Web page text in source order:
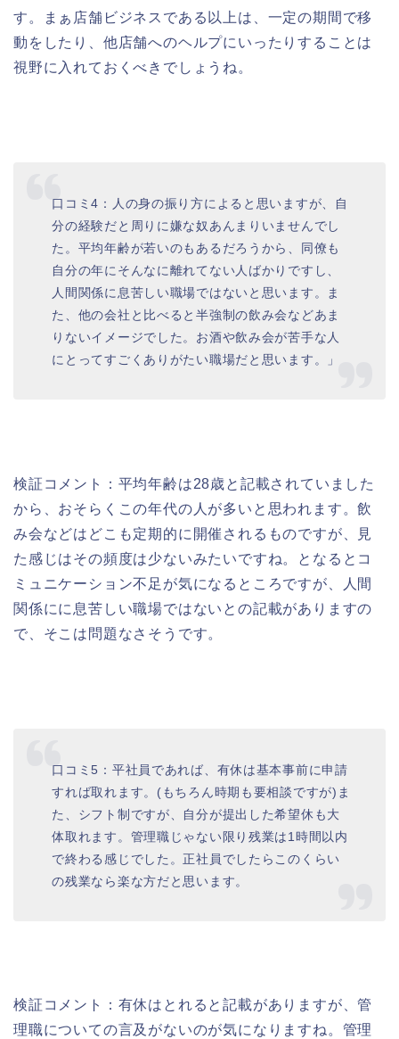
す。まぁ店舗ビジネスである以上は、一定の期間で移
動をしたり、他店舗へのヘルプにいったりすることは
視野に入れておくべきでしょうね。
口コミ4：人の身の振り方によると思いますが、自
分の経験だと周りに嫌な奴あんまりいませんでし
た。平均年齢が若いのもあるだろうから、同僚も
自分の年にそんなに離れてない人ばかりですし、
人間関係に息苦しい職場ではないと思います。ま
た、他の会社と比べると半強制の飲み会などあま
りないイメージでした。お酒や飲み会が苦手な人
にとってすごくありがたい職場だと思います。」
検証コメント：平均年齢は28歳と記載されていました
から、おそらくこの年代の人が多いと思われます。飲
み会などはどこも定期的に開催されるものですが、見
た感じはその頻度は少ないみたいですね。となるとコ
ミュニケーション不足が気になるところですが、人間
関係にに息苦しい職場ではないとの記載がありますの
で、そこは問題なさそうです。
口コミ5：平社員であれば、有休は基本事前に申請
すれば取れます。(もちろん時期も要相談ですが)ま
た、シフト制ですが、自分が提出した希望休も大
体取れます。管理職じゃない限り残業は1時間以内
で終わる感じでした。正社員でしたらこのくらい
の残業なら楽な方だと思います。
検証コメント：有休はとれると記載がありますが、管
理職についての言及がないのが気になりますね。管理